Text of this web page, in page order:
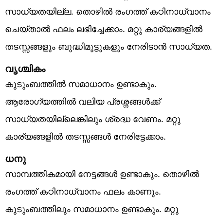
സാധ്യതയില്ല. തൊഴിൽ രംഗത്ത് കഠിനാധ്വാനം
ചെയ്താൽ ഫലം ലഭിച്ചേക്കാം. മറ്റു കാര്യങ്ങളിൽ
തടസ്സങ്ങളും ബുദ്ധിമുട്ടുകളും നേരിടാൻ സാധ്യത.
വൃശ്ചികം
കുടുംബത്തിൽ സമാധാനം ഉണ്ടാകും.
ആരോഗ്യത്തിൽ വലിയ പ്രശ്നങ്ങൾക്ക്
സാധ്യതയില്ലെങ്കിലും ശ്രദ്ധ വേണം. മറ്റു
കാര്യങ്ങളിൽ തടസ്സങ്ങൾ നേരിട്ടേക്കാം.
ധനു
സാമ്പത്തികമായി നേട്ടങ്ങൾ ഉണ്ടാകും. തൊഴിൽ
രംഗത്ത് കഠിനാധ്വാനം ഫലം കാണും.
കുടുംബത്തിലും സമാധാനം ഉണ്ടാകും. മറ്റു